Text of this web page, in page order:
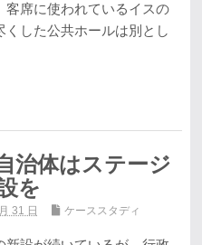
客席に使われているイスの
した公共ホールは別とし
治体はステージ
を
31 日 ケーススタディ